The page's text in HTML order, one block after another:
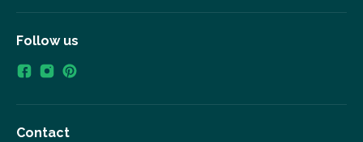
Follow us
Contact